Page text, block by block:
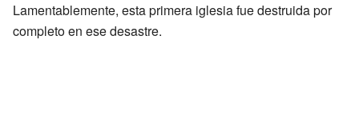
Lamentablemente, esta primera iglesia fue destruida por
completo en ese desastre.